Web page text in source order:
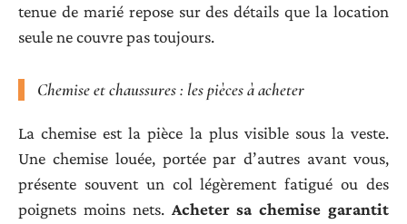
tenue de marié repose sur des détails que la location
seule ne couvre pas toujours.
Chemise et chaussures : les pièces à acheter
La chemise est la pièce la plus visible sous la veste.
Une chemise louée, portée par d’autres avant vous,
présente souvent un col légèrement fatigué ou des
poignets moins nets. Acheter sa chemise garantit